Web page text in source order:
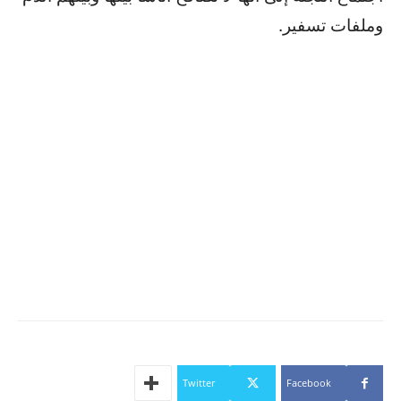
وملفات تسفير.
Facebook
Twitter